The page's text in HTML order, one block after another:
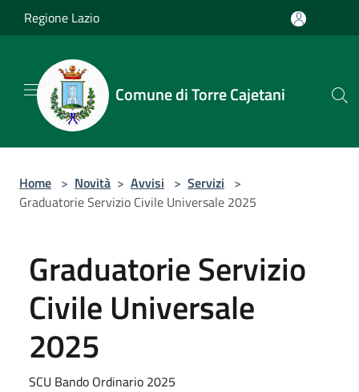
Salta al contenuto principale
Regione Lazio
Comune di Torre Cajetani
Home > Novità > Avvisi > Servizi >
Graduatorie Servizio Civile Universale 2025
Graduatorie Servizio
Civile Universale
2025
SCU Bando Ordinario 2025